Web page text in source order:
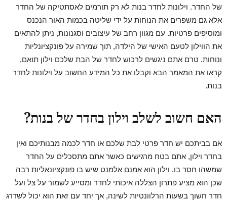
של החדר. וילונות לחדר בנות לא רק תורמים לאסתטיקה של החדר
אלא גם משפרים את הנוחות על ידי שליטה בכמות האור הנכנס
ומוסיפים פרטיות. עם מגוון רחב של עיצובים וסגנונות, ניתן להתאים
את הווילון לטעם האישי של הילדה, תוך שמירה על פונקציונליות
ונוחות. טרם אתם ניגשים לרכוש לחדר של הבת שלכם וילון תואם,
קראו את המאמר הבא וקבלו את כל המידע החשוב על וילונות לחדר
בנות.
האם חשוב לשלב וילון בחדר של בנות?
אם בביתכם יש חדר פרטי לבת שלכם או חדר לכמה מבנותיכם ואין
בחדר וילון, אתם בטח מרגישים כאשר אתם מתסכלים על החדר
שמשהו חסר בו. וילון הוא אמנם אלמנט שיש בו פונקציונאליות רבה
שכן הוא מציע פתרון הצללה איכותי לחדר ומסייע לשמור על צל ועל
חדר חשוך בשעות הרלוונטיות לשינה, אך יחד עם זאת הוא יכול לשדרג